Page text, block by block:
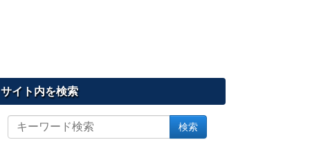
サイト内を検索
イ
検索